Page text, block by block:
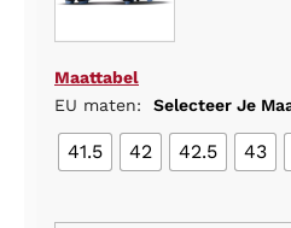
Maattabel
EU maten:
Selecteer Je
41.5 42 42.5 43